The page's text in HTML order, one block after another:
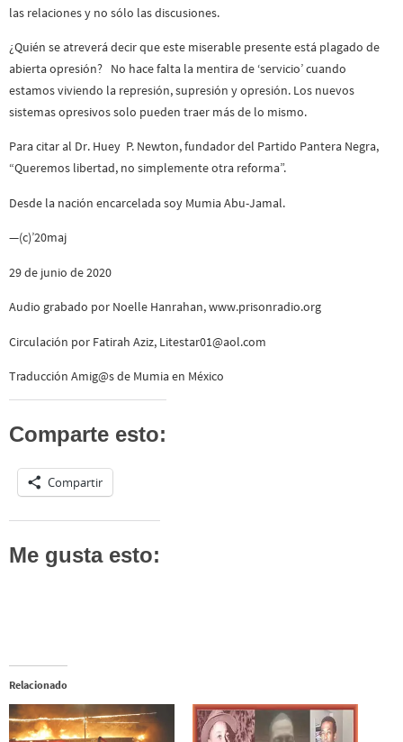
las relaciones y no sólo las discusiones.
¿Quién se atreverá decir que este miserable presente está plagado de
abierta opresión? No hace falta la mentira de ‘servicio’ cuando
estamos viviendo la represión, supresión y opresión. Los nuevos
sistemas opresivos solo pueden traer más de lo mismo.
Para citar al Dr. Huey P. Newton, fundador del Partido Pantera Negra,
“Queremos libertad, no simplemente otra reforma”.
Desde la nación encarcelada soy Mumia Abu-Jamal.
—(c)’20maj
29 de junio de 2020
Audio grabado por Noelle Hanrahan, www.prisonradio.org
Circulación por Fatirah Aziz, Litestar01@aol.com
Traducción Amig@s de Mumia en México
Comparte esto:
Compartir
Me gusta esto:
Relacionado